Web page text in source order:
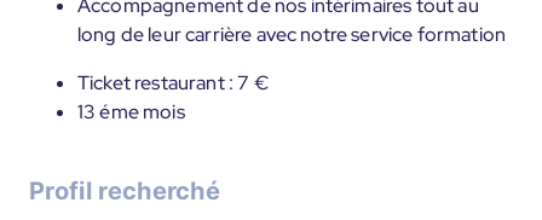
Accompagnement de nos intérimaires tout au
long de leur carrière avec notre service formation
Ticket restaurant : 7 €
13 éme mois
Profil recherché